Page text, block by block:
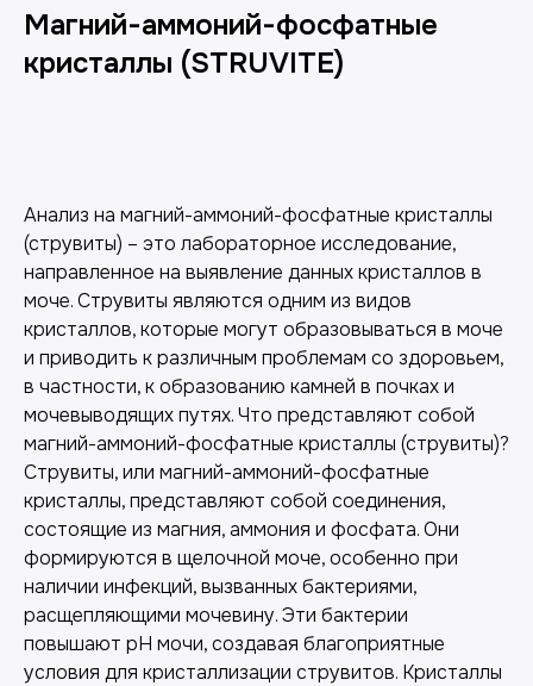
Магний-аммоний-фосфатные
кристаллы (STRUVITE)
Анализ на магний-аммоний-фосфатные кристаллы
(струвиты) – это лабораторное исследование,
направленное на выявление данных кристаллов в
моче. Струвиты являются одним из видов
кристаллов, которые могут образовываться в моче
и приводить к различным проблемам со здоровьем,
в частности, к образованию камней в почках и
мочевыводящих путях. Что представляют собой
магний-аммоний-фосфатные кристаллы (струвиты)?
Струвиты, или магний-аммоний-фосфатные
кристаллы, представляют собой соединения,
состоящие из магния, аммония и фосфата. Они
формируются в щелочной моче, особенно при
наличии инфекций, вызванных бактериями,
расщепляющими мочевину. Эти бактерии
повышают pH мочи, создавая благоприятные
условия для кристаллизации струвитов. Кристаллы